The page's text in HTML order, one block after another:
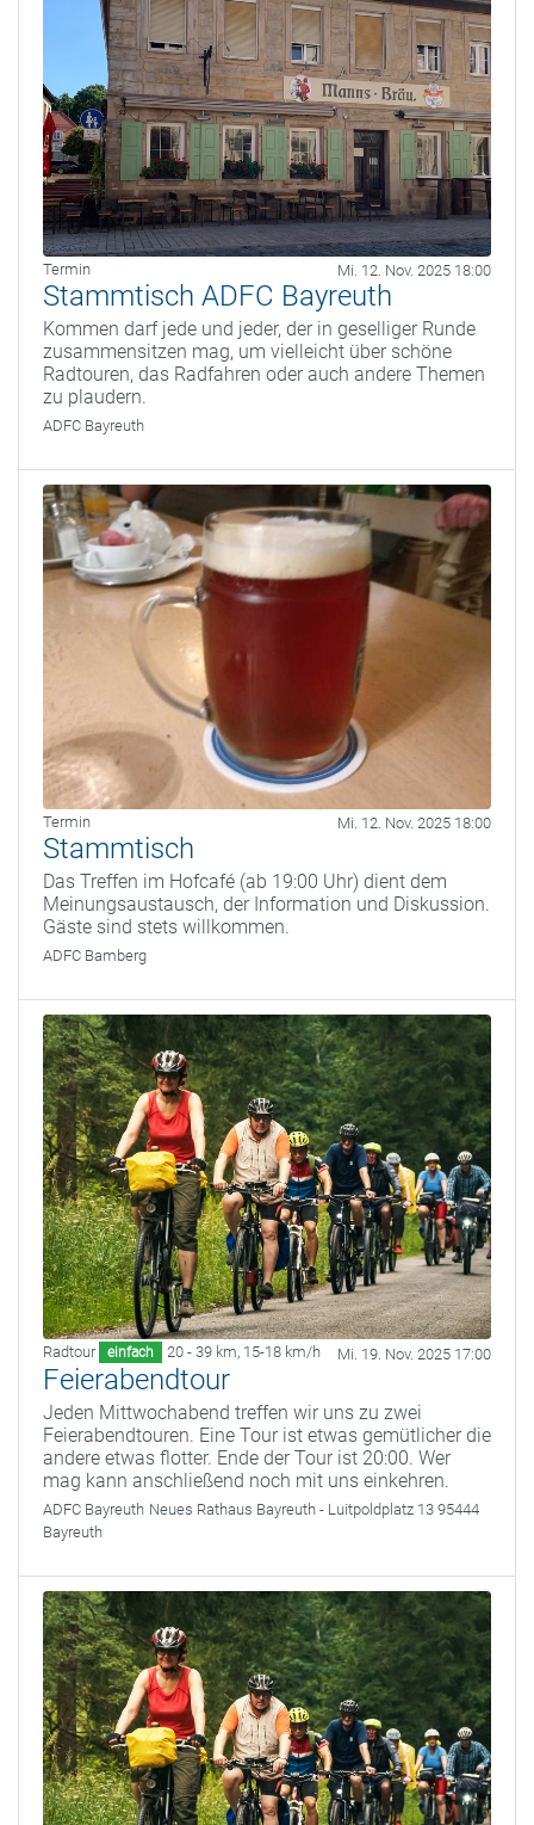
Termin Mi. 12. Nov. 2025 18:00
Stammtisch ADFC Bayreuth
Kommen darf jede und jeder, der in geselliger Runde
zusammensitzen mag, um vielleicht über schöne
Radtouren, das Radfahren oder auch andere Themen
zu plaudern.
ADFC Bayreuth
Termin Mi. 12. Nov. 2025 18:00
Stammtisch
Das Treffen im Hofcafé (ab 19:00 Uhr) dient dem
Meinungsaustausch, der Information und Diskussion.
Gäste sind stets willkommen.
ADFC Bamberg
Radtour einfach 20 - 39 km, 15-18 km/h Mi. 19. Nov. 2025 17:00
Feierabendtour
Jeden Mittwochabend treffen wir uns zu zwei
Feierabendtouren. Eine Tour ist etwas gemütlicher die
andere etwas flotter. Ende der Tour ist 20:00. Wer
mag kann anschließend noch mit uns einkehren.
ADFC Bayreuth Neues Rathaus Bayreuth - Luitpoldplatz 13 95444
Bayreuth